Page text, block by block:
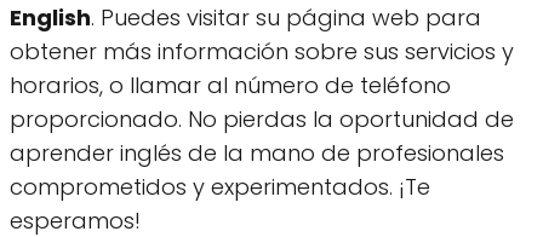
English. Puedes visitar su página web para
obtener más información sobre sus servicios y
horarios, o llamar al número de teléfono
proporcionado. No pierdas la oportunidad de
aprender inglés de la mano de profesionales
comprometidos y experimentados. ¡Te
esperamos!